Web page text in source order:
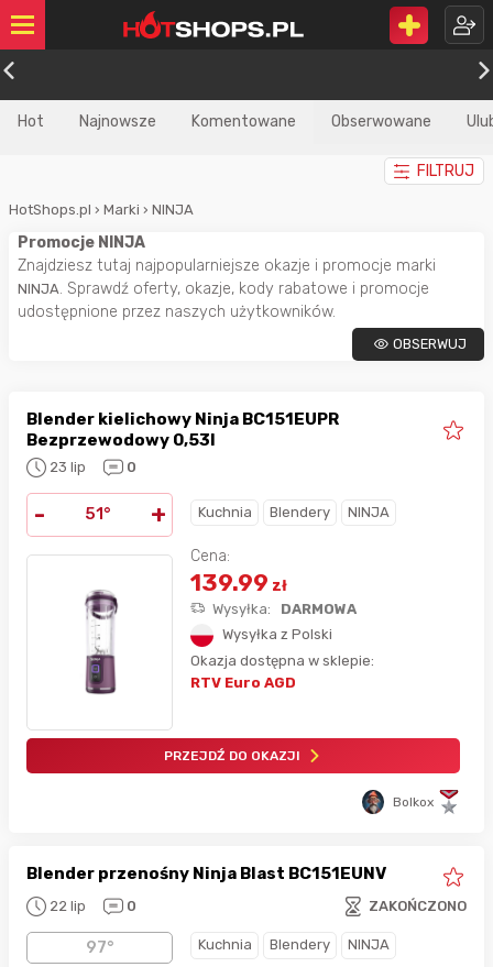
Hot Najnowsze Komentowane Obserwowane
FILTRUJ
HotShops.pl › Marki › NINJA
Promocje NINJA
Znajdziesz tutaj najpopularniejsze okazje i promocje marki
NINJA. Sprawdź oferty, okazje, kody rabatowe i promocje
udostępnione przez naszych użytkowników.
OBSERWUJ
Blender kielichowy Ninja BC151EUPR
Bezprzewodowy 0,53l
23 lip 0
- 51° + Kuchnia Blendery NINJA
Cena:
139.99 zł
Wysyłka:
DARMOWA
Wysyłka z Polski
Okazja dostępna w sklepie:
RTV Euro AGD
PRZEJDŹ DO OKAZJI
Bolkox
Blender przenośny Ninja Blast BC151EUNV
22 lip 0 ZAKOŃCZONO
97° Kuchnia Blendery NINJA